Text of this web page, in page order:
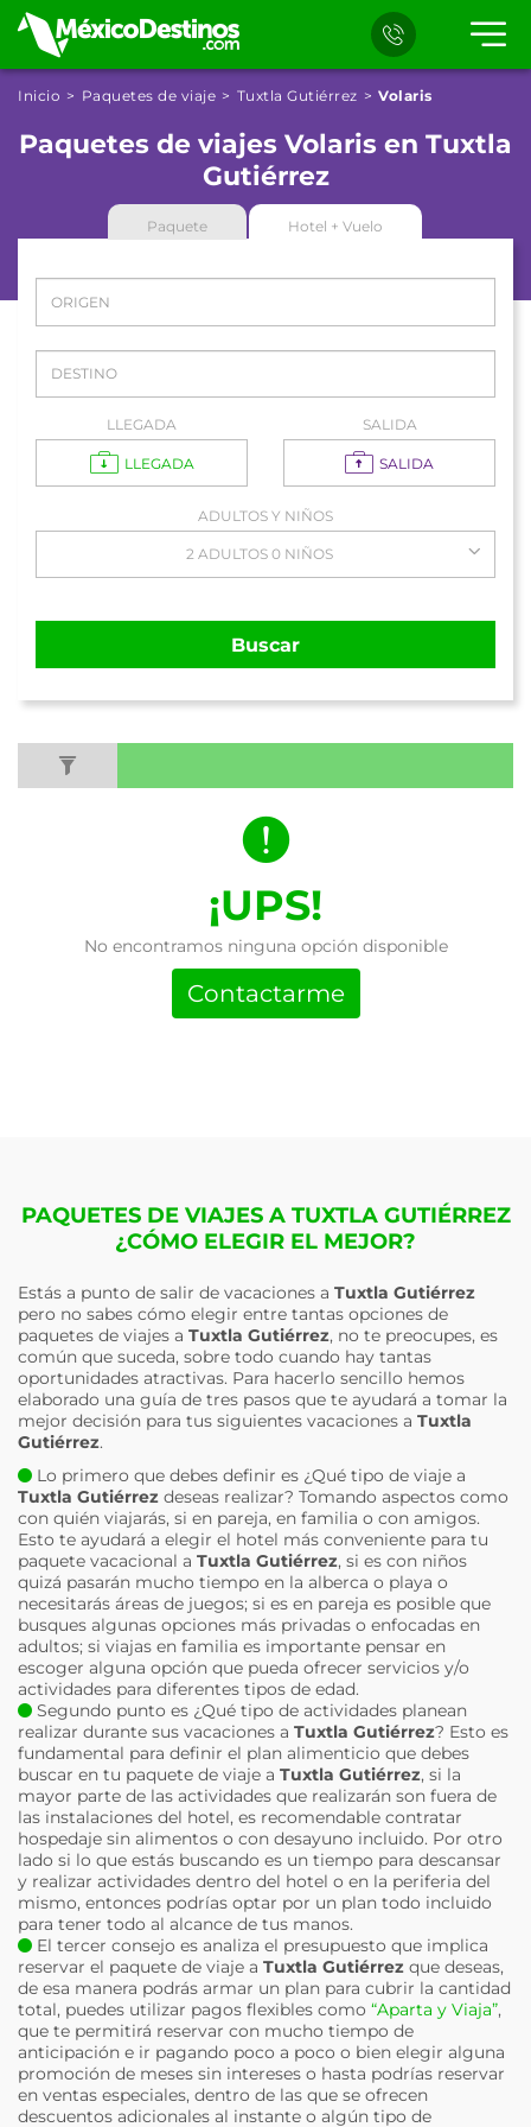
Inicio Paquetes de viaje Tuxtla Gutiérrez Volaris
Paquetes de viajes Volaris en Tuxtla
Gutiérrez
Paquete Hotel + Vuelo
LLEGADA
LLEGADA
SALIDA
SALIDA
ADULTOS Y NIÑOS
2 ADULTOS 0 NIÑOS
Buscar
¡UPS!
No encontramos ninguna opción disponible
Contactarme
PAQUETES DE VIAJES A TUXTLA GUTIÉRREZ
¿CÓMO ELEGIR EL MEJOR?
Estás a punto de salir de vacaciones a Tuxtla Gutiérrez
pero no sabes cómo elegir entre tantas opciones de
paquetes de viajes a Tuxtla Gutiérrez, no te preocupes, es
común que suceda, sobre todo cuando hay tantas
oportunidades atractivas. Para hacerlo sencillo hemos
elaborado una guía de tres pasos que te ayudará a tomar la
mejor decisión para tus siguientes vacaciones a Tuxtla
Gutiérrez.
Lo primero que debes definir es ¿Qué tipo de viaje a
Tuxtla Gutiérrez deseas realizar? Tomando aspectos como
con quién viajarás, si en pareja, en familia o con amigos.
Esto te ayudará a elegir el hotel más conveniente para tu
paquete vacacional a Tuxtla Gutiérrez, si es con niños
quizá pasarán mucho tiempo en la alberca o playa o
necesitarás áreas de juegos; si es en pareja es posible que
busques algunas opciones más privadas o enfocadas en
adultos; si viajas en familia es importante pensar en
escoger alguna opción que pueda ofrecer servicios y/o
actividades para diferentes tipos de edad.
Segundo punto es ¿Qué tipo de actividades planean
realizar durante sus vacaciones a Tuxtla Gutiérrez? Esto es
fundamental para definir el plan alimenticio que debes
buscar en tu paquete de viaje a Tuxtla Gutiérrez, si la
mayor parte de las actividades que realizarán son fuera de
las instalaciones del hotel, es recomendable contratar
hospedaje sin alimentos o con desayuno incluido. Por otro
lado si lo que estás buscando es un tiempo para descansar
y realizar actividades dentro del hotel o en la periferia del
mismo, entonces podrías optar por un plan todo incluido
para tener todo al alcance de tus manos.
El tercer consejo es analiza el presupuesto que implica
reservar el paquete de viaje a Tuxtla Gutiérrez que deseas,
de esa manera podrás armar un plan para cubrir la cantidad
total, puedes utilizar pagos flexibles como “Aparta y Viaja”,
que te permitirá reservar con mucho tiempo de
anticipación e ir pagando poco a poco o bien elegir alguna
promoción de meses sin intereses o hasta podrías reservar
en ventas especiales, dentro de las que se ofrecen
descuentos adicionales al instante o algún tipo de